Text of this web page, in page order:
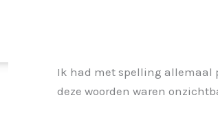
Ik had met spelling allemaal
deze woorden waren